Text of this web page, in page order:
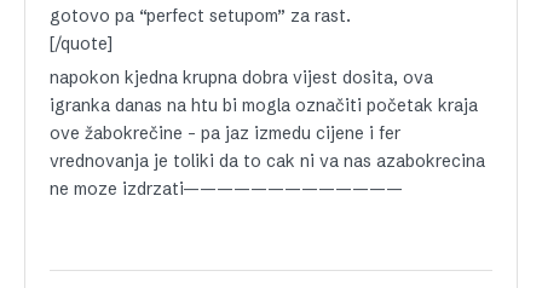
gotovo pa “perfect setupom” za rast.
[/quote]
napokon kjedna krupna dobra vijest dosita, ova
igranka danas na htu bi mogla označiti početak kraja
ove žabokrečine – pa jaz izmedu cijene i fer
vrednovanja je toliki da to cak ni va nas azabokrecina
ne moze izdrzati—————————————